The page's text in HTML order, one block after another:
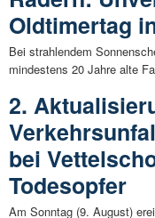
Oldtimertag
Bei strahlendem
mindestens 20 Jahre alte
2.
bei
Todesopfer
Am Sonntag (9. August)